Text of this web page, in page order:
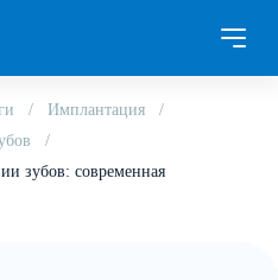
Имплантация
зубов: современная